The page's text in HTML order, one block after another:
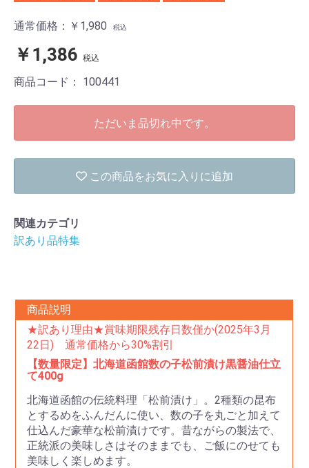
通常価格：￥1,980 税込
￥1,386 税込
商品コード： 100441
ただいま品切れ中です。
この商品をお気に入りに追加
関連カテゴリ
訳あり品特集
商品説明
★訳あり理由★賞味期限残存日数僅か(2025年3月
22日) 通常価格から30%割引
【数量限定】北海道函館数の子松前漬け黒醤油仕立
て400g
北海道函館の伝統料理「松前漬け」。2種類の昆布
とするめをふんだんに使い、数の子を丸ごと加えて
仕込んだ豪華な松前漬けです。昔ながらの製法で、
正統派の美味しさはそのままでも、ご飯にのせても
美味しく楽しめます。